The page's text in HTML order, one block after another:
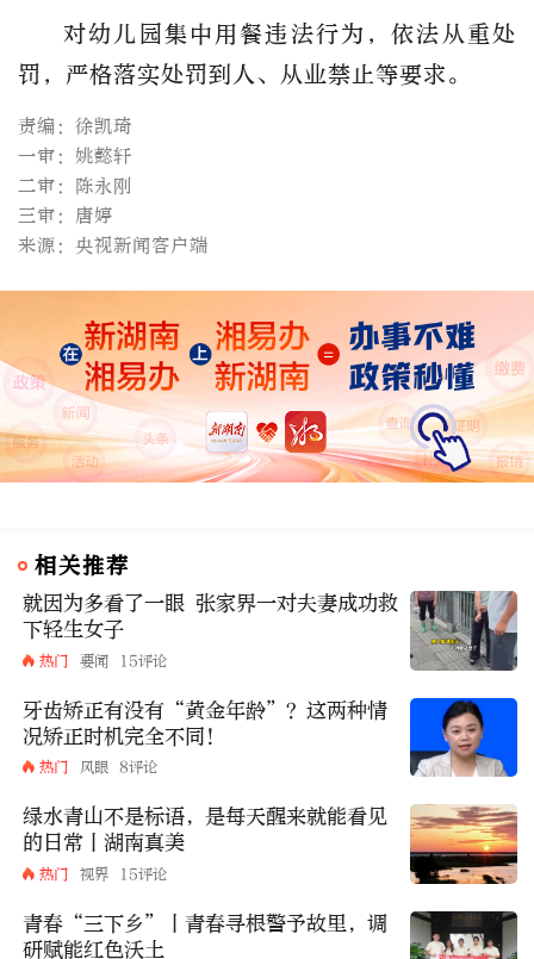
对幼儿园集中用餐违法行为，依法从重处
罚，严格落实处罚到人、从业禁止等要求。
责编：徐凯琦
一审：姚懿轩
二审：陈永刚
三审：唐婷
来源：央视新闻客户端
相关推荐
就因为多看了一眼 张家界一对夫妻成功救
下轻生女子
热门 要闻 15评论
牙齿矫正有没有“黄金年龄”？这两种情
况矫正时机完全不同！
热门 风眼 8评论
绿水青山不是标语，是每天醒来就能看见
的日常丨湖南真美
热门 视界 15评论
青春“三下乡”丨青春寻根警予故里，调
研赋能红色沃土